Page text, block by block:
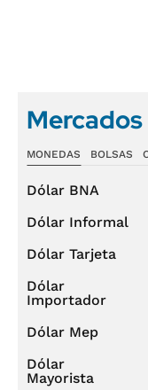
Mercados
MONEDAS BOLSAS
Dólar BNA
Dólar Informal
Dólar Tarjeta
Dólar
Importador
Dólar Mep
Dólar
Mayorista